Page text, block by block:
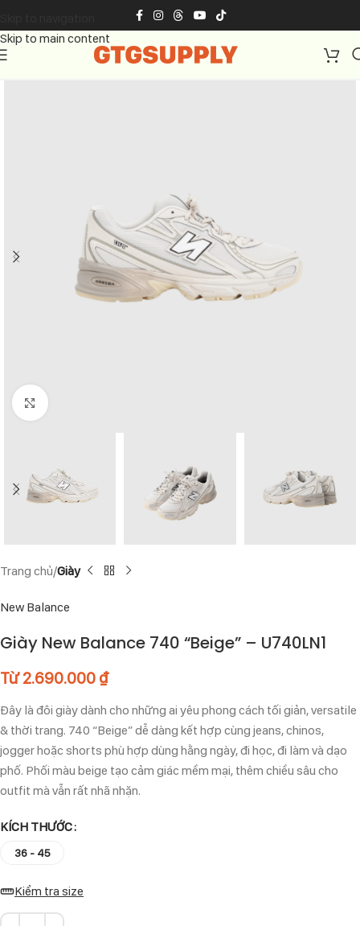
Skip to main content
Click to enlarge
Trang chủ Giày
New Balance
Giày New Balance 740 “Beige” – U740LN1
Từ2.690.000 ₫
Đây là đôi giày dành cho những ai yêu phong cách tối giản, versatile
& thời trang. 740 “Beige” dễ dàng kết hợp cùng jeans, chinos,
jogger hoặc shorts phù hợp dùng hằng ngày, đi học, đi làm và dạo
phố. Phối màu beige tạo cảm giác mềm mại, thêm chiều sâu cho
outfit mà vẫn rất nhã nhặn.
KÍCH THƯỚC
36 - 45
Kiểm tra size